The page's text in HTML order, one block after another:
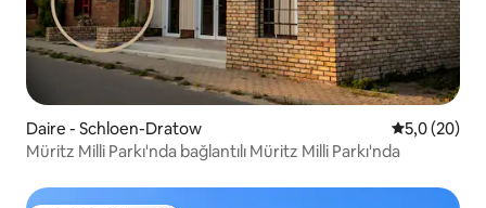
Daire - Schloen-Dratow 5 üzerinden
5,0 (20)
Müritz Milli Parkı'nda bağlantılı Müritz Milli Parkı'nda